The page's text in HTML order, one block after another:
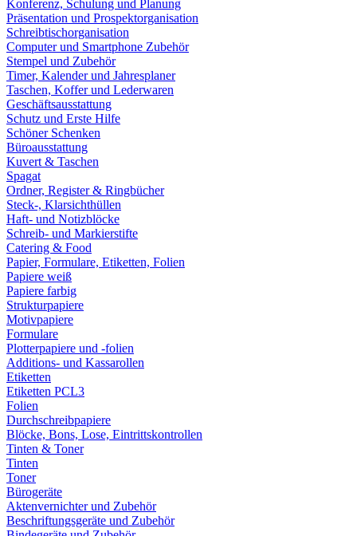
Konferenz, Schulung und Planung
Präsentation und Prospektorganisation
Schreibtischorganisation
Computer und Smartphone Zubehör
Stempel und Zubehör
Timer, Kalender und Jahresplaner
Taschen, Koffer und Lederwaren
Geschäftsausstattung
Schutz und Erste Hilfe
Schöner Schenken
Büroausstattung
Kuvert & Taschen
Spagat
Ordner, Register & Ringbücher
Steck-, Klarsichthüllen
Haft- und Notizblöcke
Schreib- und Markierstifte
Catering & Food
Papier, Formulare, Etiketten, Folien
Papiere weiß
Papiere farbig
Strukturpapiere
Motivpapiere
Formulare
Plotterpapiere und -folien
Additions- und Kassarollen
Etiketten
Etiketten PCL3
Folien
Durchschreibpapiere
Blöcke, Bons, Lose, Eintrittskontrollen
Tinten & Toner
Tinten
Toner
Bürogeräte
Aktenvernichter und Zubehör
Beschriftungsgeräte und Zubehör